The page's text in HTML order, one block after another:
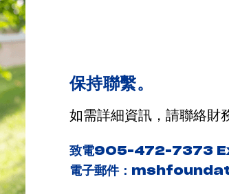
保持聯繫。
如需詳細資訊，請聯絡財
致電905-472-7373
電子郵件：